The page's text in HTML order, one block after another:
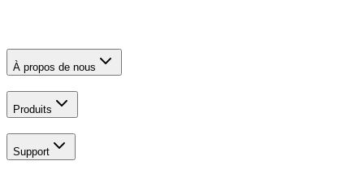
À propos de nous
Produits
Support